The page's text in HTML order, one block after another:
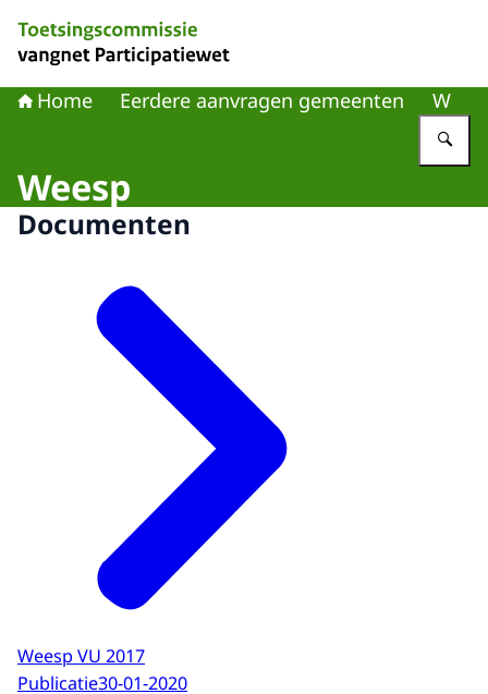
Home Eerdere aanvragen gemeenten W
Weesp
Documenten
Weesp VU 2017
Publicatie30-01-2020